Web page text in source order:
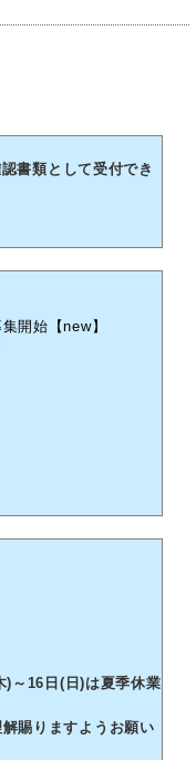
書類として受付でき
開始【new】
16日(日)は夏季休業
賜りますようお願い